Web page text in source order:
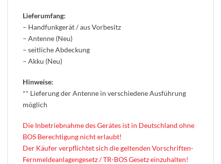
Lieferumfang:
– Handfunkgerät / aus Vorbesitz
– Antenne (Neu)
– seitliche Abdeckung
– Akku (Neu)
Hinweise:
** Lieferung der Antenne in verschiedene Ausführung
möglich
Die Inbetriebnahme des Gerätes ist in Deutschland ohne
BOS Berechtigung nicht erlaubt!
Der Käufer verpflichtet sich die geltenden Vorschriften-
Fernmeldeanlagengesetz / TR-BOS Gesetz einzuhalten!